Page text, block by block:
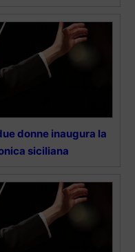
donne inaugura la
siciliana